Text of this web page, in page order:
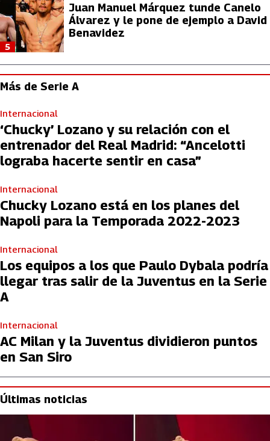
Juan Manuel Márquez tunde Canelo
Álvarez y le pone de ejemplo a David
Benavidez
5
Más de Serie A
Internacional
‘Chucky’ Lozano y su relación con el
entrenador del Real Madrid: “Ancelotti
lograba hacerte sentir en casa”
Internacional
Chucky Lozano está en los planes del
Napoli para la Temporada 2022-2023
Internacional
Los equipos a los que Paulo Dybala podría
llegar tras salir de la Juventus en la Serie
A
Internacional
AC Milan y la Juventus dividieron puntos
en San Siro
Últimas noticias